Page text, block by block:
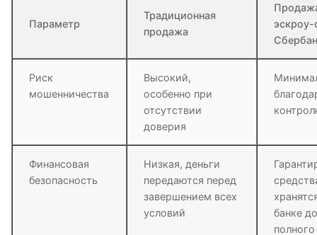
Параметр
Традиционная
продажа
эскроу-
Риск
мошенничества
Высокий,
особенно при
отсутствии
доверия
Финансовая
безопасность
Низкая, деньги
передаются перед
завершением всех
условий
банке
полного